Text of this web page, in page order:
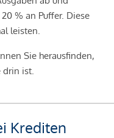
% an Puffer. Diese
leisten.
Sie herausfinden,
drin ist.
Krediten